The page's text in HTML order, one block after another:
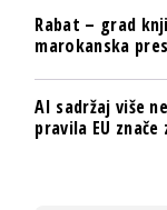
Rabat – grad
marokanska
AI sadržaj više
pravila EU znače